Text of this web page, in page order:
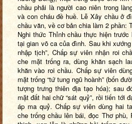
chầu phải là người cao niên trong
và con cháu đề huề. Lễ Xây chầu ở
chầu văn, về cơ bản chia làm 2 phần:
Nghi thức Thỉnh chầu thực hiện trước
tại gian võ ca của đình. Sau khi
nhập tịch”, Chấp sự viên nhận roi
che mặt trống ra, dùng khăn sạch
khăn vào roi chầu. Chấp sự viên
mặt trống “tứ tung ngũ hoành” (bốn
tượng trưng thiên địa tạo hóa); sau
mặt đất hai chữ “sát quỷ”, rồi tiến tới
áp ma quỷ. Chấp sự viên dùng hai
che trống chầu lên bái, đọc Thơ phù,